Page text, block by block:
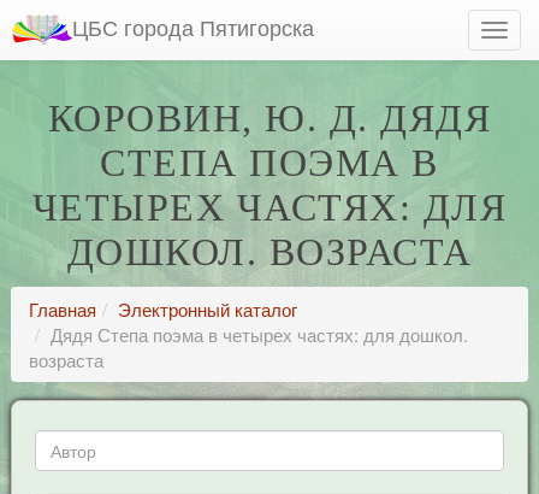
ЦБС города Пятигорска
КОРОВИН, Ю. Д. ДЯДЯ
СТЕПА ПОЭМА В
ЧЕТЫРЕХ ЧАСТЯХ: ДЛЯ
ДОШКОЛ. ВОЗРАСТА
Главная
Электронный каталог
Дядя Степа поэма в четырех частях: для дошкол.
возраста